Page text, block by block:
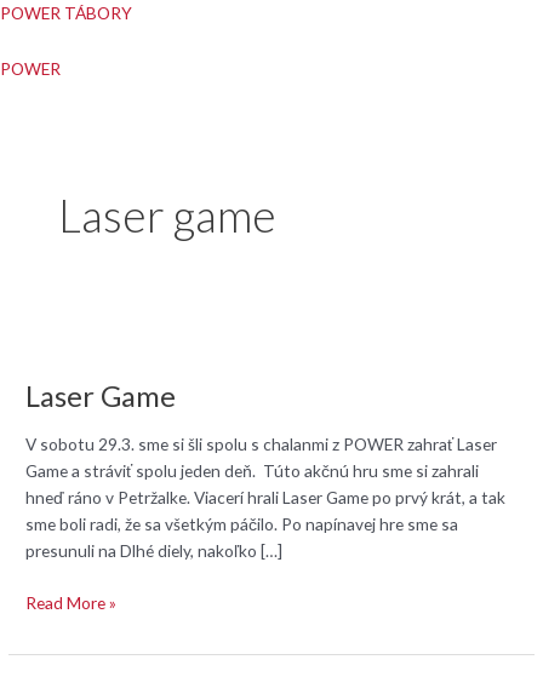
POWER TÁBORY
POWER
Laser game
Laser Game
V sobotu 29.3. sme si šli spolu s chalanmi z POWER zahrať Laser
Game a stráviť spolu jeden deň. Túto akčnú hru sme si zahrali
hneď ráno v Petržalke. Viacerí hrali Laser Game po prvý krát, a tak
sme boli radi, že sa všetkým páčilo. Po napínavej hre sme sa
presunuli na Dlhé diely, nakoľko […]
Read More »